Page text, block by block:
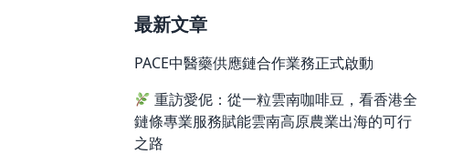
最新文章
PACE中醫藥供應鏈合作業務正式啟動
重訪愛伲：從一粒雲南咖啡豆，看香港全
鏈條專業服務賦能雲南高原農業出海的可行
之路